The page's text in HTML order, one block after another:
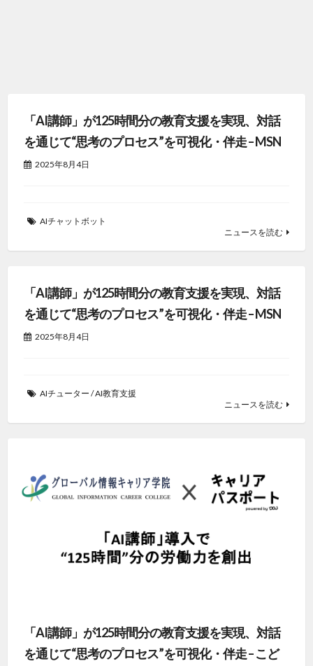
「AI講師」が125時間分の教育支援を実現、対話
を通じて“思考のプロセス”を可視化・伴走 – MSN
2025年8月4日
AIチャットボット
ニュースを読む
「AI講師」が125時間分の教育支援を実現、対話
を通じて“思考のプロセス”を可視化・伴走 – MSN
2025年8月4日
AIチューター /AI教育支援
ニュースを読む
「AI講師」が125時間分の教育支援を実現、対話
を通じて“思考のプロセス”を可視化・伴走 – こど